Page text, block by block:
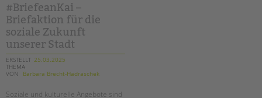
da
–
jetzt
lesen!
#BriefeanKai –
Briefaktion für die
soziale Zukunft
unserer Stadt
ERSTELLT 25.03.2025
THEMA
VON
Barbara Brecht-Hadraschek
Soziale und kulturelle Angebote sind